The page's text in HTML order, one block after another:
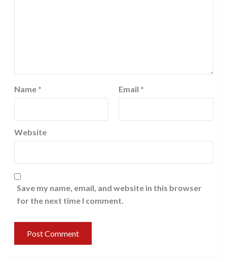
Name * Email *
Website
Save my name, email, and website in this browser
for the next time I comment.